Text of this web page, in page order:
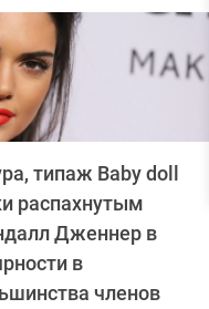
типаж Baby doll
распахнутым
Дженнер в
в
членов